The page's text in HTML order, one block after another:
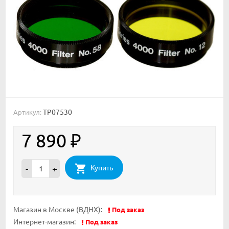
Артикул: TP07530
7 890 ₽
- + Купить
Магазин в Москве (ВДНХ): Под заказ
Интернет-магазин: Под заказ